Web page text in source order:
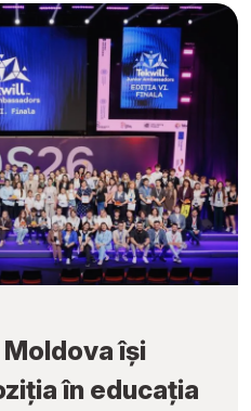
își
în educația